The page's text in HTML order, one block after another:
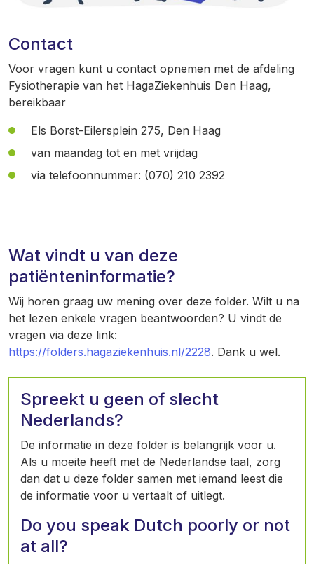
Contact
Voor vragen kunt u contact opnemen met de afdeling
Fysiotherapie van het HagaZiekenhuis Den Haag,
bereikbaar
Els Borst-Eilersplein 275, Den Haag
van maandag tot en met vrijdag
via telefoonnummer: (070) 210 2392
Wat vindt u van deze
patiënteninformatie?
Wij horen graag uw mening over deze folder. Wilt u na
het lezen enkele vragen beantwoorden? U vindt de
vragen via deze link:
https://folders.hagaziekenhuis.nl/2228. Dank u wel.
Spreekt u geen of slecht
Nederlands?
De informatie in deze folder is belangrijk voor u.
Als u moeite heeft met de Nederlandse taal, zorg
dan dat u deze folder samen met iemand leest die
de informatie voor u vertaalt of uitlegt.
Do you speak Dutch poorly or not
at all?